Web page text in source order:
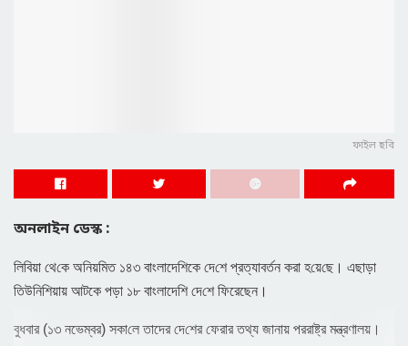
ফাইল ছবি
অনলাইন ডেস্ক :
লি‌বিয়া থে‌কে অনিয়মিত ১৪৩ বাংলাদেশিকে দে‌শে প্রত্যাবর্তন করা হ‌য়ে‌ছে। এছাড়া
তিউনিশিয়ায় আটকে পড়া ১৮ বাংলাদেশি দে‌শে ফিরেছেন।
বুধবার (১৩ নভেম্বর) সকা‌লে তাদের দে‌শের ফেরার তথ্য জানায় পররাষ্ট্র মন্ত্রণালয়।